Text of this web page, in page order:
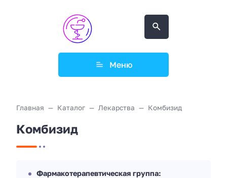
Меню
Главная Каталог Лекарства Комбизид
Комбизид
Фармакотерапевтическая группа: